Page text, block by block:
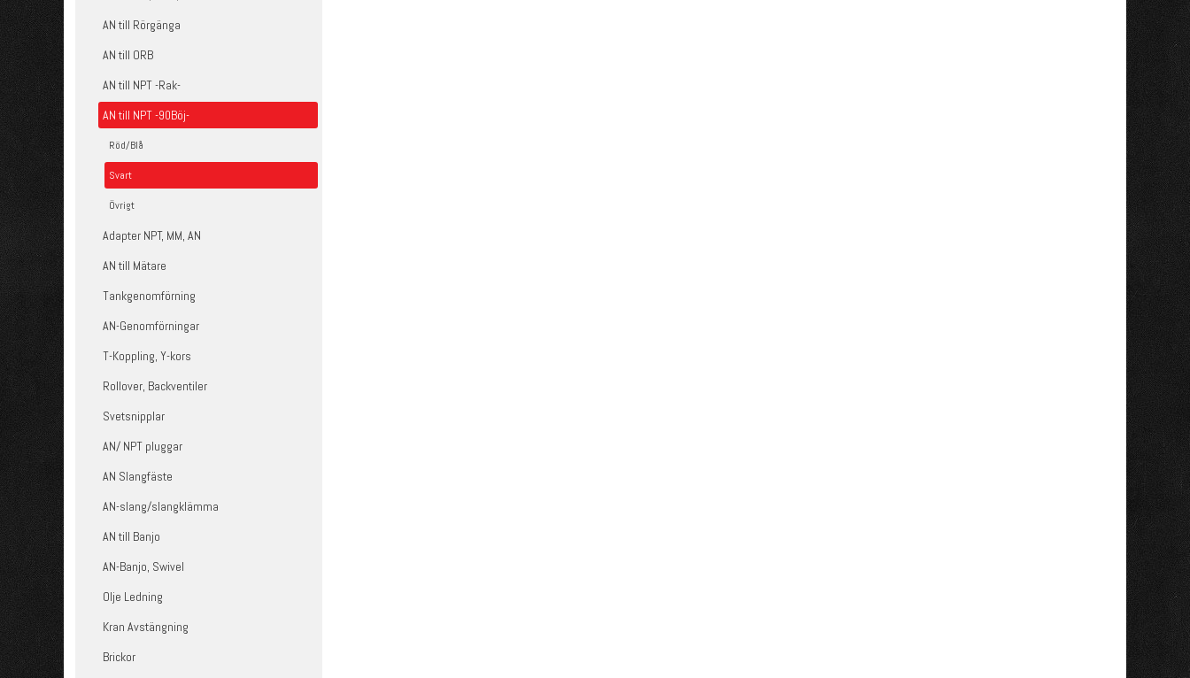
AN till Rörgänga
AN till ORB
AN till NPT -Rak-
AN till NPT -90Böj-
Röd/Blå
Svart
Övrigt
Adapter NPT, MM, AN
AN till Mätare
Tankgenomförning
AN-Genomförningar
T-Koppling, Y-kors
Rollover, Backventiler
Svetsnipplar
AN/ NPT pluggar
AN Slangfäste
AN-slang/slangklämma
AN till Banjo
AN-Banjo, Swivel
Olje Ledning
Kran Avstängning
Brickor